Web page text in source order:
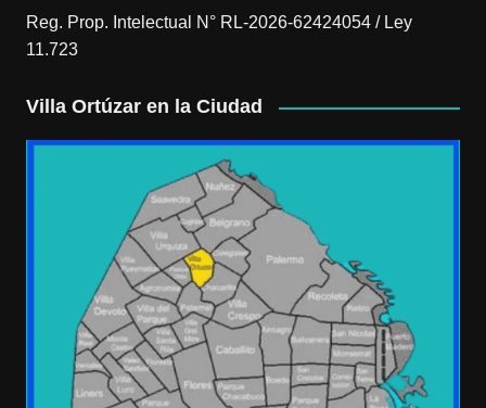
Reg. Prop. Intelectual N° RL-2026-62424054 / Ley
11.723
Villa Ortúzar en la Ciudad